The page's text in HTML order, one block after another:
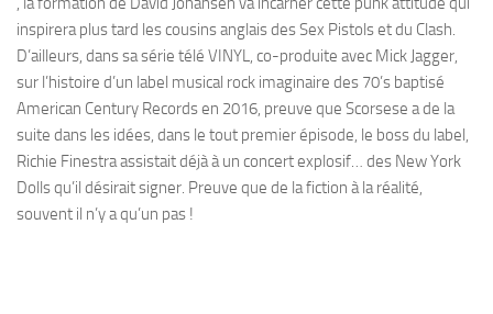
inspirera plus tard les cousins anglais des Sex Pistols et du Clash.
D’ailleurs, dans sa série télé VINYL, co-produite avec Mick Jagger,
sur l’histoire d’un label musical rock imaginaire des 70’s baptisé
American Century Records en 2016, preuve que Scorsese a de la
suite dans les idées, dans le tout premier épisode, le boss du label,
Richie Finestra assistait déjà à un concert explosif… des New York
Dolls qu’il désirait signer. Preuve que de la fiction à la réalité,
souvent il n’y a qu’un pas !